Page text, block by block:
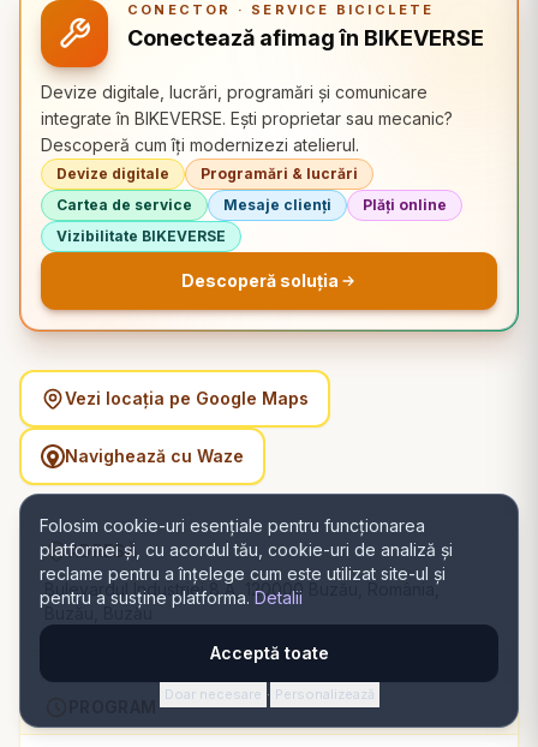
Folosim cookie-uri esențiale pentru funcționarea
platformei și, cu acordul tău, cookie-uri de analiză și
reclame pentru a înțelege cum este utilizat site-ul și
pentru a susține platforma. Detalii
Acceptă toate
Doar necesare · Personalizează
CONECTOR · SERVICE BICICLETE
Conectează afimag în BIKEVERSE
Devize digitale, lucrări, programări și comunicare
integrate în BIKEVERSE. Ești proprietar sau mecanic?
Descoperă cum îți modernizezi atelierul.
Devize digitale
Programări & lucrări
Cartea de service
Mesaje clienți
Plăți online
Vizibilitate BIKEVERSE
Descoperă soluția
Vezi locația pe Google Maps
Navighează cu Waze
ADRESĂ
Bulevardul Industriei 8 A, 120000 Buzău, România,
Buzău, Buzău